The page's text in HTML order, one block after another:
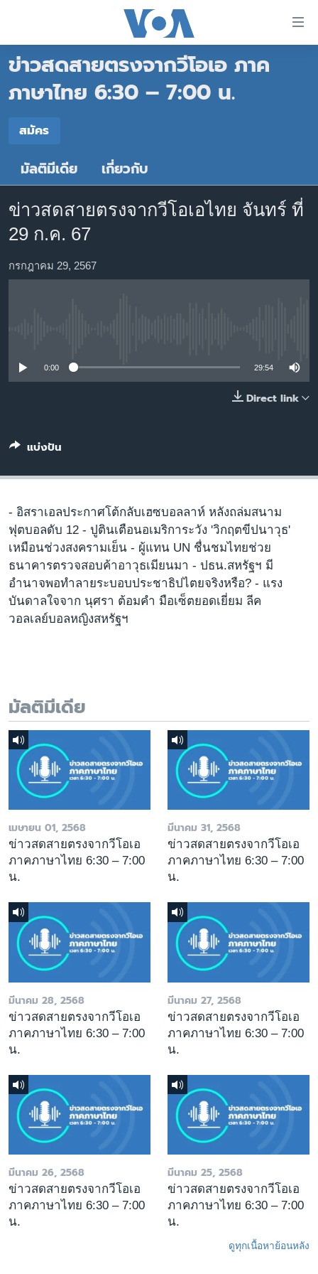
ต่อ
ไป
หลัก
หน้า
หลัก
ไป
การ
หน้าหลัก
โลก
เอเชีย
ไทย
ธุรกิจ
วิทยาศาสตร์
ไลฟ์สไตล์
ข่าวสดสายตรงจากวีโอเอ ภาค
ภาษาไทย 6:30 – 7:00 น.
สมัคร
Spotify
สมัคร
มัลติมีเดีย เกี่ยวกับ
ข่าวสดสายตรงจากวีโอเอไทย จันทร์ ที่
29 ก.ค. 67
กรกฎาคม 29, 2567
0:00 29:54
Direct link
แบ่งปัน
- อิสราเอลประกาศโต้กลับเฮซบอลลาห์ หลังถล่มสนาม
ฟุตบอลดับ 12 - ปูตินเตือนอเมริการะวัง 'วิกฤตขีปนาวุธ'
เหมือนช่วงสงครามเย็น - ผู้แทน UN ชื่นชมไทยช่วย
ธนาคารตรวจสอบค้าอาวุธเมียนมา - ปธน.สหรัฐฯ มี
อำนาจพอทำลายระบอบประชาธิปไตยจริงหรือ? - แรง
บันดาลใจจาก นุศรา ต้อมคำ มือเซ็ตยอดเยี่ยม ลีค
วอลเลย์บอลหญิงสหรัฐฯ
มัลติมีเดีย
เมษายน 01, 2568
ข่าวสดสายตรงจากวีโอเอ
ภาคภาษาไทย 6:30 – 7:00
น.
มีนาคม 31, 2568
ข่าวสดสายตรงจากวีโอเอ
ภาคภาษาไทย 6:30 – 7:00
น.
มีนาคม 28, 2568
ข่าวสดสายตรงจากวีโอเอ
ภาคภาษาไทย 6:30 – 7:00
น.
มีนาคม 27, 2568
ข่าวสดสายตรงจากวีโอเอ
ภาคภาษาไทย 6:30 – 7:00
น.
มีนาคม 26, 2568
ข่าวสดสายตรงจากวีโอเอ
ภาคภาษาไทย 6:30 – 7:00
น.
มีนาคม 25, 2568
ข่าวสดสายตรงจากวีโอเอ
ภาคภาษาไทย 6:30 – 7:00
น.
ดูทุกเนื้อหาย้อนหลัง